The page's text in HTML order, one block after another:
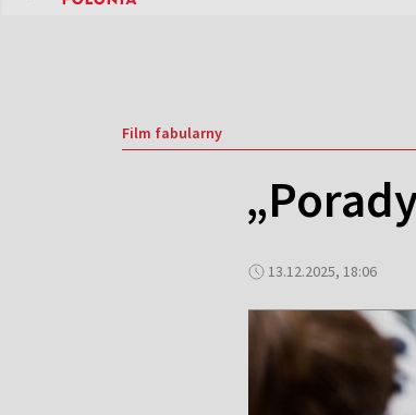
Film fabularny
13.12.2025, 18:06